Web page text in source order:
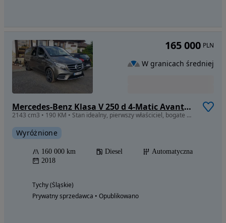
Mercedes-Benz Klasa V 250 d 4-Matic Avantgarde 7G-Tronic (ekstra d³)
2143 cm3 • 190 KM • Stan idealny, pierwszy właściciel, bogate wyposażenie
Wyróżnione
160 000 km Diesel
Automatyczna
2018
Tychy (Śląskie)
Prywatny sprzedawca • Opublikowano
165 000 PLN
W granicach średniej